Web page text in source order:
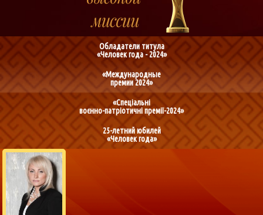
Обладатели титула
«Человек года - 2024»
«Международные
премии 2024»
«Спеціальні
воєнно-патріотичні премії-2024»
25-летний юбилей
«Человек года»